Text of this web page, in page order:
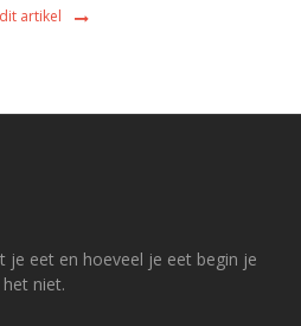
artikel
je eet en hoeveel je eet begin je
niet.